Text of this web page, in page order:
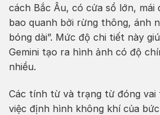
cách Bắc Âu, có cửa sổ lớn,
bao quanh bởi rừng thông, ánh
bóng dài”. Mức độ chi tiết này
Gemini tạo ra hình ảnh có độ
nhiều.
Các tính từ và trạng từ đóng
việc định hình không khí của